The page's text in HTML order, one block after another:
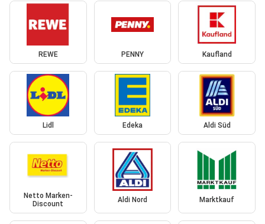
REWE PENNY Kaufland
Lidl Edeka Aldi Süd
Netto Marken-
Discount
Aldi Nord Marktkauf